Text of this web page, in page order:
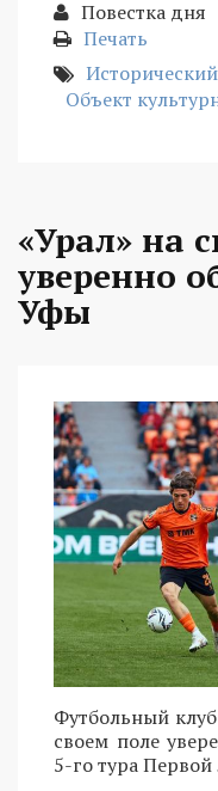
Повестка дня
Печать
Объект
«Урал» на
уверенно
Уфы
Футбольный
своем поле
5-го тура Первой